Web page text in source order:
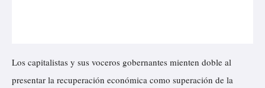
Los capitalistas y sus voceros gobernantes mienten doble al
presentar la recuperación económica como superación de la